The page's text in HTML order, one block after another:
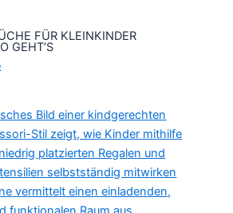
FÜR KLEINKINDER
GEHT’S